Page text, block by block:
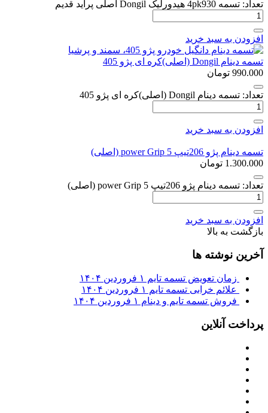
تعداد: تسمه 4pk930 هیدورلیک Dongil اصلی پراید قدیم
افزودن به سبد خرید
تسمه دینام Dongil (اصلی)کره ای پژو 405
990.000 تومان
تعداد: تسمه دینام Dongil (اصلی)کره ای پژو 405
افزودن به سبد خرید
تسمه دینام پژو 206تیپ 5 power Grip (اصلی)
1.300.000 تومان
تعداد: تسمه دینام پژو 206تیپ 5 power Grip (اصلی)
افزودن به سبد خرید
بازگشت به بالا
آخرین نوشته ها
زمان تعویض تسمه تایم ۱ فروردین ۱۴۰۴
علائم خرابی تسمه تایم ۱ فروردین ۱۴۰۴
فروش تسمه تایم و دینام ۱ فروردین ۱۴۰۴
پرداخت آنلاین